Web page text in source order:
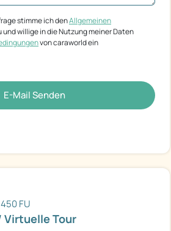
stimme ich denAllgemeinen
und willige in die Nutzung meiner Daten
von caraworld ein
E-Mail Senden
FU
Virtuelle Tour